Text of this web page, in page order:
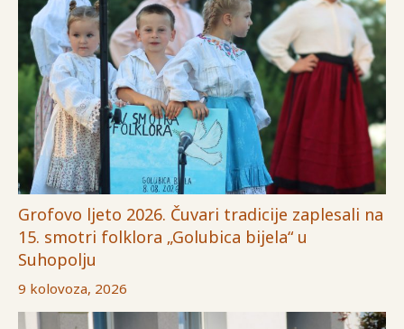
Grofovo ljeto 2026. Čuvari tradicije zaplesali na
15. smotri folklora „Golubica bijela“ u
Suhopolju
9 kolovoza, 2026